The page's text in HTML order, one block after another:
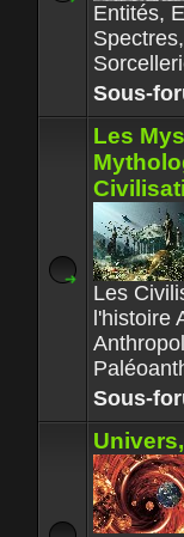
Entités,
Sous-
Les
Les
l'histoire
Sous-